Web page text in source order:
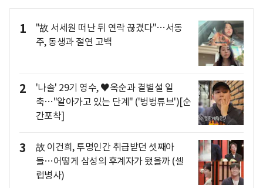
1
"故 서세원 떠난 뒤 연락 끊겼다"…서동
주, 동생과 절연 고백
2
'나솔' 29기 영수, ♥옥순과 결별설 일
축…"알아가고 있는 단계" ('벙벙튜브')[순
간포착]
3
故 이건희, 투명인간 취급받던 셋째아
들…어떻게 삼성의 후계자가 됐을까 (셀
럽병사)